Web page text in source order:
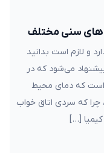
سنی مختلف
و لازم است بدانید
می‌شود که در
است که دمای محیط
که سردی اتاق خواب
[…]